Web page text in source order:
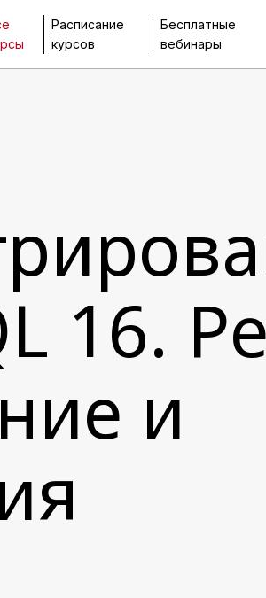
Расписание
курсов
Бесплатные
вебинары
16.
и